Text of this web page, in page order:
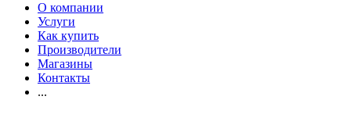
О компании
Услуги
Как купить
Производители
Магазины
Контакты
...